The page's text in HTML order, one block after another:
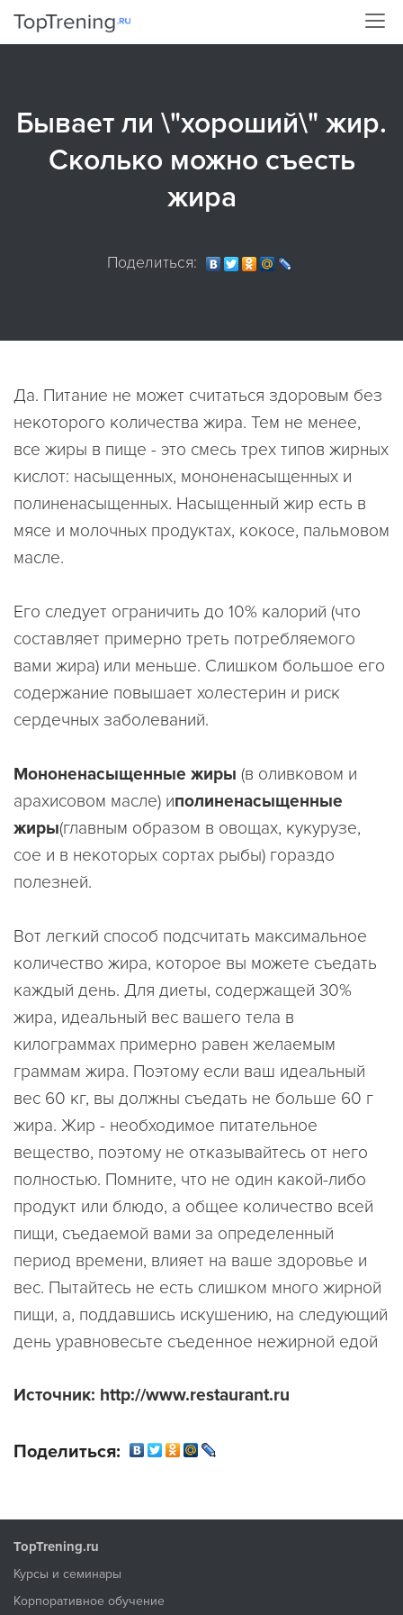
Бывает ли \"хороший\" жир.
Сколько можно съесть
жира
Поделиться:
Да. Питание не может считаться здоровым без
некоторого количества жира. Тем не менее,
все жиры в пище - это смесь трех типов жирных
кислот: насыщенных, мононенасыщенных и
полиненасыщенных. Насыщенный жир есть в
мясе и молочных продуктах, кокосе, пальмовом
масле.
Его следует ограничить до 10% калорий (что
составляет примерно треть потребляемого
вами жира) или меньше. Слишком большое его
содержание повышает холестерин и риск
сердечных заболеваний.
Мононенасыщенные жиры (в оливковом и
арахисовом масле) иполиненасыщенные
жиры(главным образом в овощах, кукурузе,
сое и в некоторых сортах рыбы) гораздо
полезней.
Вот легкий способ подсчитать максимальное
количество жира, которое вы можете съедать
каждый день. Для диеты, содержащей 30%
жира, идеальный вес вашего тела в
килограммах примерно равен желаемым
граммам жира. Поэтому если ваш идеальный
вес 60 кг, вы должны съедать не больше 60 г
жира. Жир - необходимое питательное
вещество, поэтому не отказывайтесь от него
полностью. Помните, что не один какой-либо
продукт или блюдо, а общее количество всей
пищи, съедаемой вами за определенный
период времени, влияет на ваше здоровье и
вес. Пытайтесь не есть слишком много жирной
пищи, а, поддавшись искушению, на следующий
день уравновесьте съеденное нежирной едой
Источник: http://www.restaurant.ru
Поделиться:
TopTrening.ru
Курсы и семинары
Корпоративное обучение